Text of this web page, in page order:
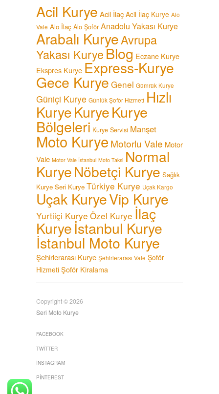
Acil Kurye Acil İlaç Acil İlaç Kurye Alo
Vale Alo İlaç Alo Şoför Anadolu Yakası Kurye
Arabalı KuryeAvrupa
Yakası KuryeBlog Eczane Kurye
Ekspres Kurye Express-Kurye
Gece Kurye Genel Gümrük Kurye
Güniçi Kurye Günlük Şoför Hizmeti Hızlı
KuryeKuryeKurye
Bölgeleri Kurye Servisi Manşet
Moto Kurye Motorlu Vale Motor
Vale Motor Vale İstanbul Moto Taksi Normal
KuryeNöbetçi Kurye Sağlık
Kurye Seri Kurye Türkiye Kurye Uçak Kargo
Uçak KuryeVip Kurye
Yurtiiçi Kurye Özel Kurye İlaç
Kuryeİstanbul Kurye
İstanbul Moto Kurye
Şehirlerarası Kurye Şehirlerarası Vale Şoför
Hizmeti Şoför Kiralama
Copyright © 2026
Seri Moto Kurye
FACEBOOK
TWITTER
İNSTAGRAM
PINTEREST